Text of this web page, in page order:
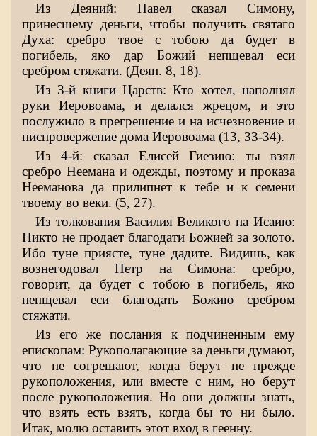
Из Деяний: Павел сказал Симону,
принесшему деньги, чтобы получить святаго
Духа: сребро твое с тобою да будет в
погибель, яко дар Божий непщевал еси
сребром стяжати. (Деян. 8, 18).
Из 3-й книги Царств: Кто хотел, наполнял
руки Иеровоама, и делался жрецом, и это
послужило в прегрешение и на исчезновение и
ниспровержение дома Иеровоама (13, 33-34).
Из 4-й: сказал Елисей Гиезию: ты взял
сребро Неемана и одежды, поэтому и проказа
Нееманова да прилипнет к тебе и к семени
твоему во веки. (5, 27).
Из толкования Василия Великого на Исаию:
Никто не продает благодати Божией за золото.
Ибо туне приясте, туне дадите. Видишь, как
вознегодовал Петр на Симона: сребро,
говорит, да будет с тобою в погибель, яко
непщевал еси благодать Божию сребром
стяжати.
Из его же послания к подчиненным ему
епископам: Рукополагающие за деньги думают,
что не согрешают, когда берут не прежде
рукоположения, или вместе с ним, но берут
после рукоположения. Но они должны знать,
что взять есть взять, когда бы то ни было.
Итак, молю оставить этот вход в геенну.